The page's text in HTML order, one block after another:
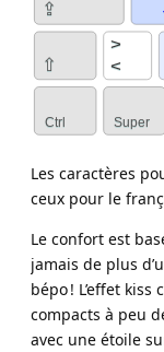
Les caractères
ceux pour le
Le confort est
jamais de plus
bépo ! L’effet
compacts à peu
avec une étoile